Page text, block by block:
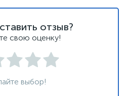
отзыв?
свою оценку!
выбор!